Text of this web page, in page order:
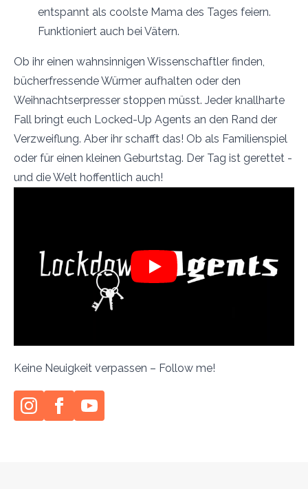
entspannt als coolste Mama des Tages feiern.
Funktioniert auch bei Vätern.
Ob ihr einen wahnsinnigen Wissenschaftler finden,
bücherfressende Würmer aufhalten oder den
Weihnachtserpresser stoppen müsst. Jeder knallharte
Fall bringt euch Locked-Up Agents an den Rand der
Verzweiflung. Aber ihr schafft das! Ob als Familienspiel
oder für einen kleinen Geburtstag. Der Tag ist gerettet -
und die Welt hoffentlich auch!
Play
Keine Neuigkeit verpassen – Follow me!